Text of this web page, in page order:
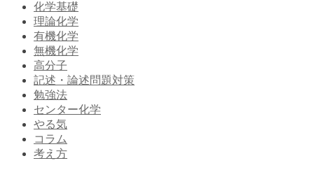
化学基礎
理論化学
有機化学
無機化学
高分子
記述・論述問題対策
勉強法
センター化学
やる気
コラム
考え方